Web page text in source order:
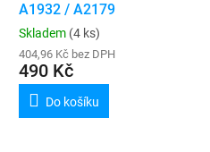
A1932 / A2179
Skladem (4 ks)
404,96 Kč bez DPH
490 Kč
Do košíku